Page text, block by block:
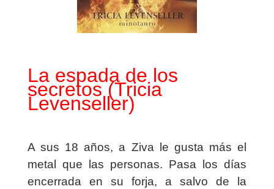
La espada de los
secretos (Tricia
Levenseller)
A sus 18 años, a Ziva le gusta más el
metal que las personas. Pasa los días
encerrada en su forja, a salvo de la